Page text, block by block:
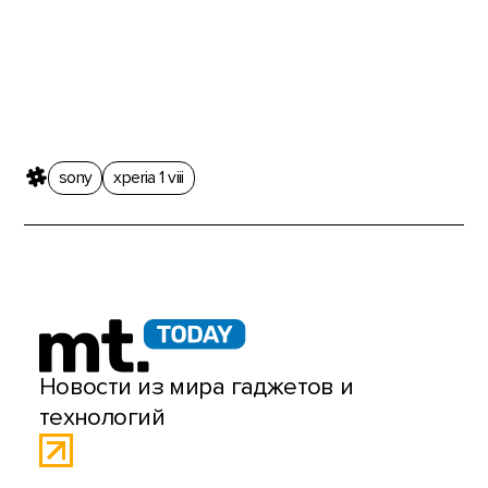
sony xperia 1 viii
Новости из мира гаджетов и
технологий